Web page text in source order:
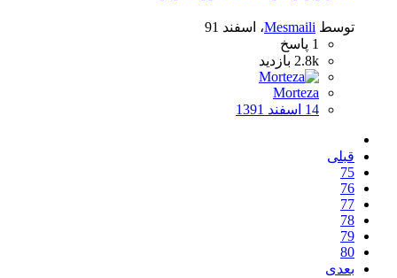
توسط Mesmaili، اسفند 91
1 پاسخ
2.8k بازدید
Morteza
14 اسفند 1391
قبلی
75
76
77
78
79
80
بعدی